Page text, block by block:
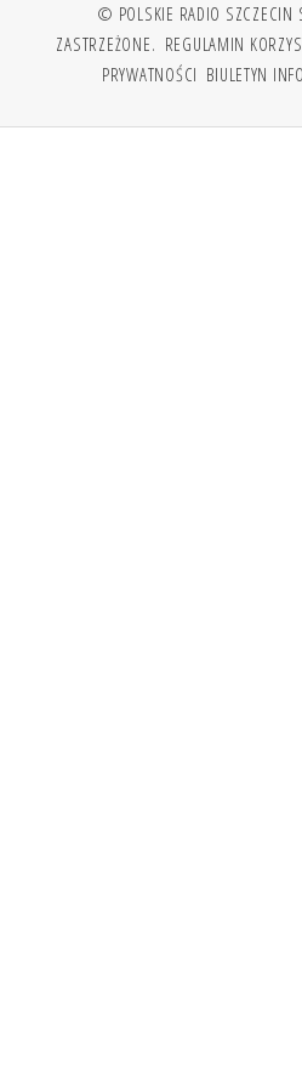
© POLSKIE RADIO SZCZECIN
ZASTRZEŻONE. REGULAMIN
PRYWATNOŚCI BIULETYN